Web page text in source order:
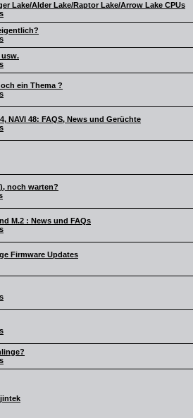
Lake/Alder Lake/Raptor Lake/Arrow Lake CPUs
usw.
ein Thema ?
NAVI 48: FAQS, News und Gerüchte
noch warten?
M.2 : News und FAQs
Firmware Updates